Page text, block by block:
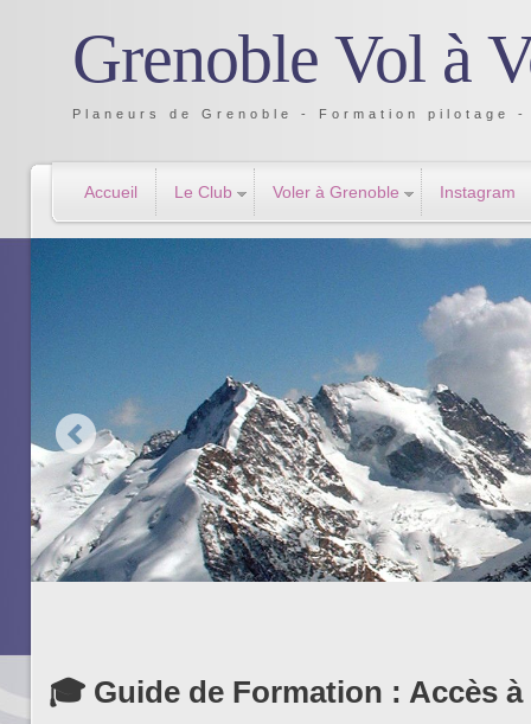
Grenoble Vol à
Planeurs de Grenoble - Formation
Accueil Le Club Voler à Grenoble Instagram
🎓 Guide de Formation : Accès